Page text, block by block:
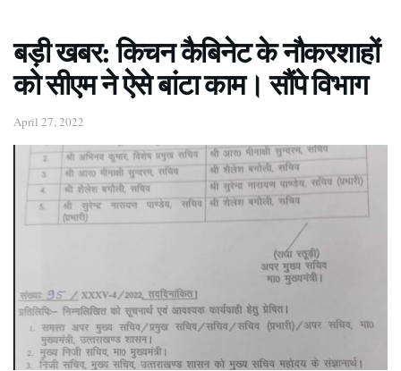
बड़ी खबर: किचन कैबिनेट के नौकरशाहों
को सीएम ने ऐसे बांटा काम। सौंपे विभाग
April 27, 2022